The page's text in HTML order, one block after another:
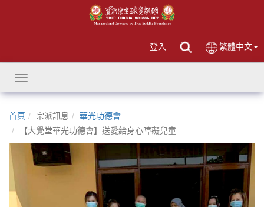
登入 繁體中文
Toggle
navigation
首頁 宗派訊息
華光功德會
【大覺堂華光功德會】送愛給身心障礙兒童